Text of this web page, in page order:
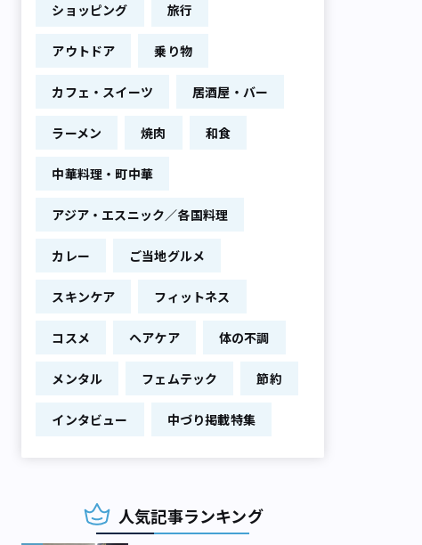
ショッピング 旅行
アウトドア 乗り物
カフェ・スイーツ 居酒屋・バー
ラーメン 焼肉 和食
中華料理・町中華
アジア・エスニック／各国料理
カレー ご当地グルメ
スキンケア フィットネス
コスメ ヘアケア 体の不調
メンタル フェムテック 節約
インタビュー 中づり掲載特集
人気記事ランキング